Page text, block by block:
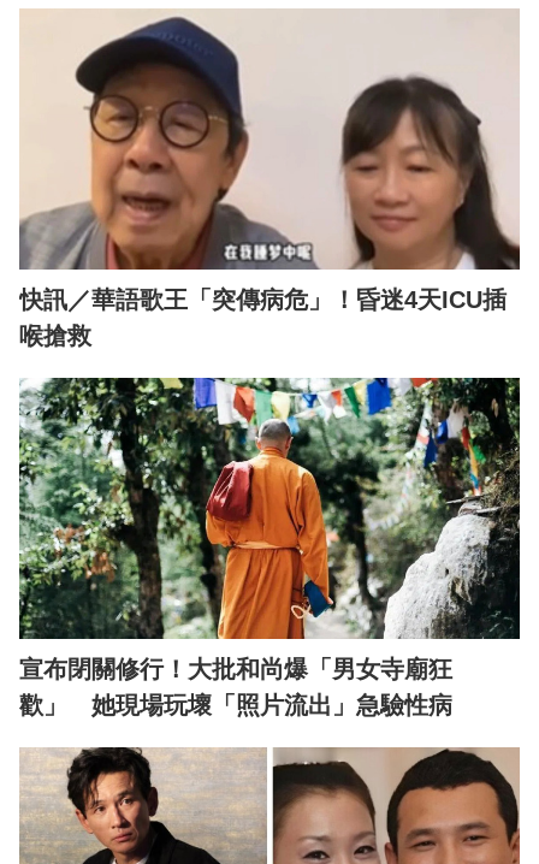
快訊／華語歌王「突傳病危」！昏迷4天ICU插
喉搶救
宣布閉關修行！大批和尚爆「男女寺廟狂
歡」 她現場玩壞「照片流出」急驗性病